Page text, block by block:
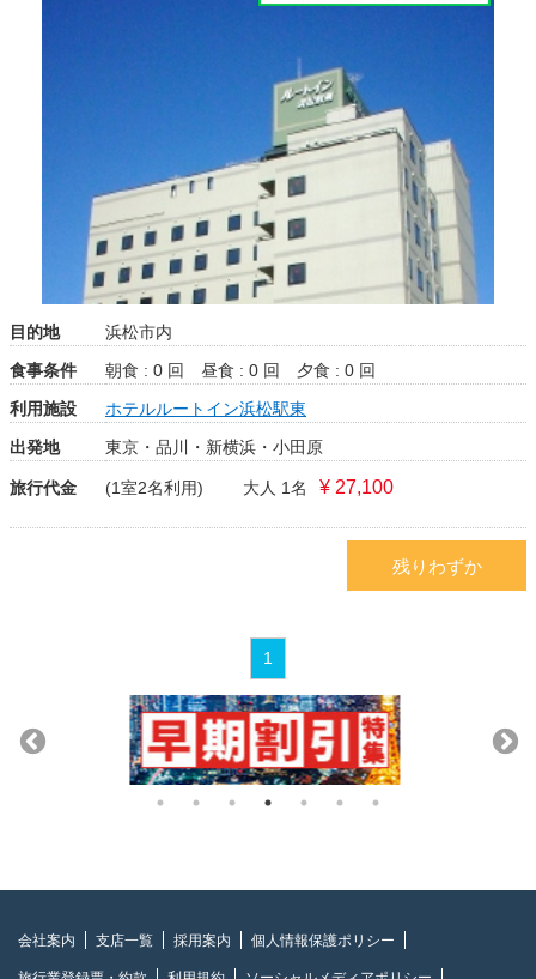
目的地
浜松市内
食事条件
朝食 : 0 回 昼食 : 0 回
夕食 : 0 回
利用施設
ホテルルートイン浜松駅東
出発地
東京・品川・新横浜・小田原
旅行代金 (1室2名利用) 大人 1名 ¥ 27,100
残りわずか
1
会社案内 支店一覧 採用案内 個人情報保護ポリシー